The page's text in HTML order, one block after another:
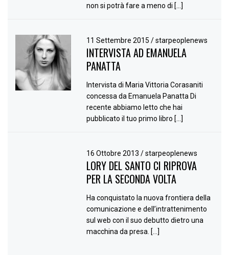
non si potrà fare a meno di […]
11 Settembre 2015/ starpeoplenews
INTERVISTA AD EMANUELA
PANATTA
Intervista di Maria Vittoria Corasaniti
concessa da Emanuela Panatta Di
recente abbiamo letto che hai
pubblicato il tuo primo libro […]
16 Ottobre 2013/ starpeoplenews
LORY DEL SANTO CI RIPROVA
PER LA SECONDA VOLTA
Ha conquistato la nuova frontiera della
comunicazione e dell’intrattenimento
sul web con il suo debutto dietro una
macchina da presa. […]